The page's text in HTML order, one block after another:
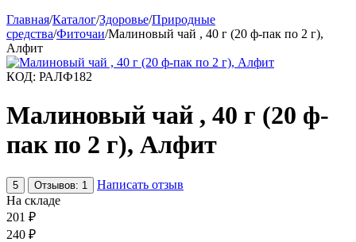
Главная/Каталог/Здоровье/Природные
средства/Фиточаи/Малиновый чай , 40 г (20 ф-пак по 2 г),
Алфит
КОД: РАЛФ182
Малиновый чай , 40 г (20 ф-
пак по 2 г), Алфит
5 Отзывов: 1
Написать отзыв
На складе
201 ₽
240 ₽